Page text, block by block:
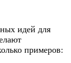
идей для
примеров: